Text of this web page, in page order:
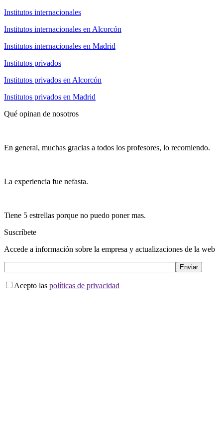
Institutos internacionales
Institutos internacionales en Alcorcón
Institutos internacionales en Madrid
Institutos privados
Institutos privados en Alcorcón
Institutos privados en Madrid
Qué opinan de nosotros
En general, muchas gracias a todos los profesores, lo recomiendo.
La experiencia fue nefasta.
Tiene 5 estrellas porque no puedo poner mas.
Suscríbete
Accede a información sobre la empresa y actualizaciones de la web
Acepto las políticas de privacidad